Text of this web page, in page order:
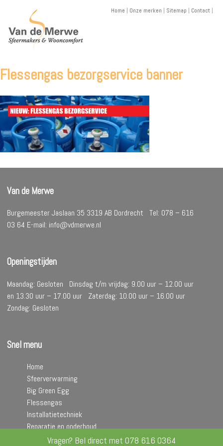
content
Home | Onze merken | Sitemap | Contact |
Vragen? Bel direct met 078 616 0364
Flessengas bezorgservice banner
Van de Merwe
Burgemeester Jaslaan 35 3319 AB Dordrecht Tel: 078 – 616
03 64 E-mail: info@vdmerwe.nl
Openingstijden
Maandag: Gesloten Dinsdag t/m vrijdag: 9.00 uur – 12.00 uur
en 13.30 uur – 17.00 uur Zaterdag: 10.00 uur – 16.00 uur
Zondag: Gesloten
Snel menu
Home
Sfeerverwarming
Big Green Egg
Flessengas
Installatietechniek
Reparatie en onderhoud
Contact